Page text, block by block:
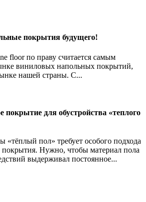
покрытия будущего!
floor по праву считается самым
виниловых напольных покрытий,
нашей страны. С...
для обустройства «теплого
«тёплый пол» требует особого подхода
Нужно, чтобы материал пола
выдерживал постоянное...